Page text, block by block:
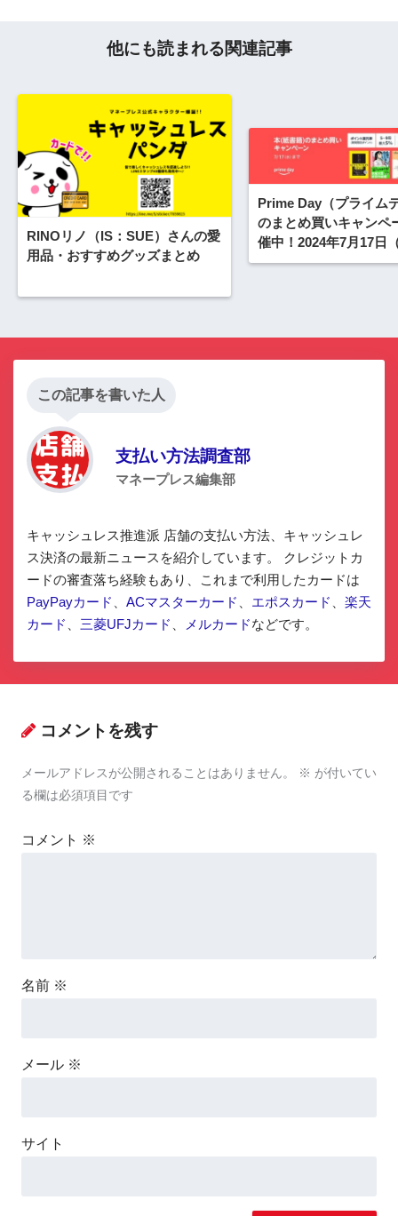
他にも読まれる関連記事
RINOリノ（IS：SUE）さんの愛
用品・おすすめグッズまとめ
Prime Day（プライム
のまとめ買いキャンペ
催中！2024年7月17日
で最大15%還元
この記事を書いた人
支払い方法調査部
マネープレス編集部
キャッシュレス推進派 店舗の支払い方法、キャッシュレ
ス決済の最新ニュースを紹介しています。 クレジットカ
ードの審査落ち経験もあり、これまで利用したカードは
PayPayカード
ACマスターカード エポスカード
楽天
カード
三菱UFJカード メルカードなどです。
コメントを残す
メールアドレスが公開されることはありません。 ※ が付いてい
る欄は必須項目です
コメント ※
名前 ※
メール ※
サイト